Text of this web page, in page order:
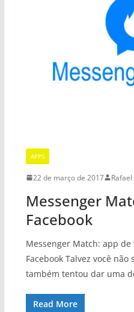
APPS
22 de março de 2017 Rafael
Messenger
Facebook
Messenger Match: app de
Facebook Talvez você não
também tentou dar uma
Read More